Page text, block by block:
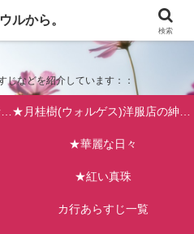
ルから。
じなどを紹介しています：：
★テプンの花嫁～愛と復讐の羅針盤（台風の新婦） ★月桂樹(ウォルゲス)洋服店の紳士たち
★華麗な日々
★紅い真珠
カ行あらすじ一覧
ルから。
検索